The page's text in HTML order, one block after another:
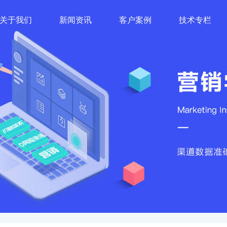
关于我们 新闻资讯 客户案例 技术专栏